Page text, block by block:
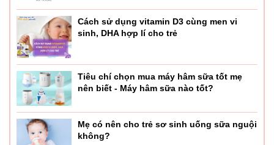
vào phần tựa lưng phía sau, làm tay cầm cho bố mẹ, giúp
dễ dàng điều khiển theo hướng bố mẹ muốn khi bé mệt.
- Điểm đặc biệt nhất của phiên bản ngựa bập bênh Hola
2020 đó chính là sự xuất hiện của chú gấu phát nhạc đa
năng vô cùng vui nhộn được gắn ở phần đầu ngựa.
Chú gấu có thể phát nhạc với nhiều chế độ, đa dạng về
các thể loại âm thanh tạo cảm giác hưng phấn, kích thích
sự phát triển và thích nghi của bé.
Cách sử dụng vitamin D3 cùng men vi
sinh, DHA hợp lí cho trẻ
Tiêu chí chọn mua máy hâm sữa tốt mẹ
nên biết - Máy hâm sữa nào tốt?
Mẹ có nên cho trẻ sơ sinh uống sữa nguội
không?